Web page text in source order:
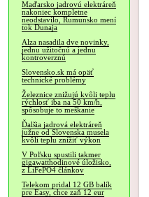
Maďarsko jadrovú elektráreň
nakoniec kompletne
neodstavilo, Rumunsko mení
tok Dunaja
Alza nasadila dve novinky,
jednu užitočnú a jednu
kontroverznú
Slovensko.sk má opäť
technické problémy
Železnice znižujú kvôli teplu
rýchlosť iba na 50 km/h,
spôsobuje to meškanie
Ďalšia jadrová elektráreň
južne od Slovenska musela
kvôli teplu znížiť výkon
V Poľsku spustili takmer
gigawatthodinové úložisko,
z LiFePO4 článkov
Telekom pridal 12 GB balík
pre Easy, chce zaň 12 eur